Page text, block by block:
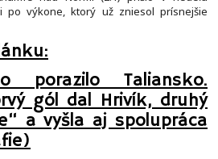
po výkone, ktorý už zniesol prísnejšie
porazilo Taliansko.
gól dal Hrivík, druhý
a vyšla aj spolupráca